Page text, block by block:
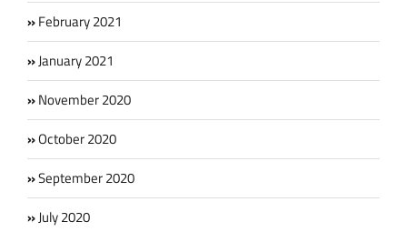
February 2021
January 2021
November 2020
October 2020
September 2020
July 2020